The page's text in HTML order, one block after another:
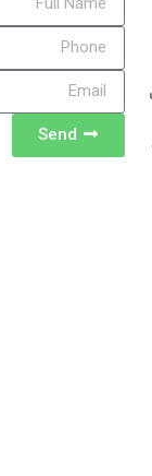
Send